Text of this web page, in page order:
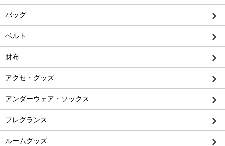
バッグ
ベルト
財布
アクセ・グッズ
アンダーウェア・ソックス
フレグランス
ルームグッズ